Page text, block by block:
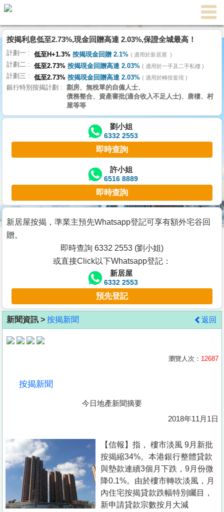
代
理
主
頁
搵
樓/
交
業
主
宅
谷
按
客
地
產
置
業
按揭利息低至2.73%,現金回贈高達 2.03%,保證全城最高！
計劃一 低至H+1.3% 按揭現金回贈 2.1% 適用於新居屋
計劃二 低至2.73% 按揭現金回贈高達 2.03% 適用於一手及二手私樓
計劃三 低至2.73% 按揭現金回贈高達 2.03% 適用於轉按套現
銀行特別按揭計劃
劏房、無稅單的自僱人士、
債務整合、資產審批(適合收入不足人士)、唐樓、村
屋等等
劉小姐
6332 2553
即時查詢
許小姐
6516 8889
即時查詢
新居屋按揭，準業主預先Whatsapp登記可享有額外宅谷回
贈。
即時查詢 6332 2553 (劉小姐)
或直接Click以下Whatsapp登記：
新居屋
6332 2553
預先登記
新聞資訊 > 按揭新聞 返回
瀏覽人次： 12687
按揭新聞
今日地產新聞摘要
2018年11月1日
【信報】指， 樓市淡風 9月新批
按揭縮34%。本港銀行整體貸款
與墊款連續3個月下跌，9月份微
降0.1%。由於樓市轉吹淡風，月
內住宅按揭貸款跌幅特別矚目，
新申請貸款宗數按月大減